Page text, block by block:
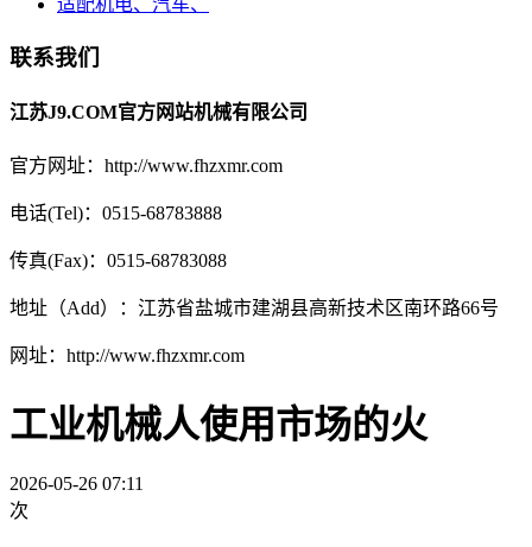
联系我们
江苏J9.COM官方网站机械有限公司
官方网址：http://www.fhzxmr.com
电话(Tel)：0515-68783888
传真(Fax)：0515-68783088
地址（Add）：江苏省盐城市建湖县高新技术区南环路66号
网址：http://www.fhzxmr.com
工业机械人使用市场的火
2026-05-26 07:11
次